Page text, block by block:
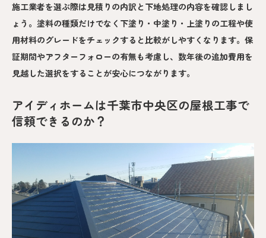
施工業者を選ぶ際は見積りの内訳と下地処理の内容を確認しまし
ょう。塗料の種類だけでなく下塗り・中塗り・上塗りの工程や使
用材料のグレードをチェックすると比較がしやすくなります。保
証期間やアフターフォローの有無も考慮し、数年後の追加費用を
見越した選択をすることが安心につながります。
アイディホームは千葉市中央区の屋根工事で
信頼できるのか？